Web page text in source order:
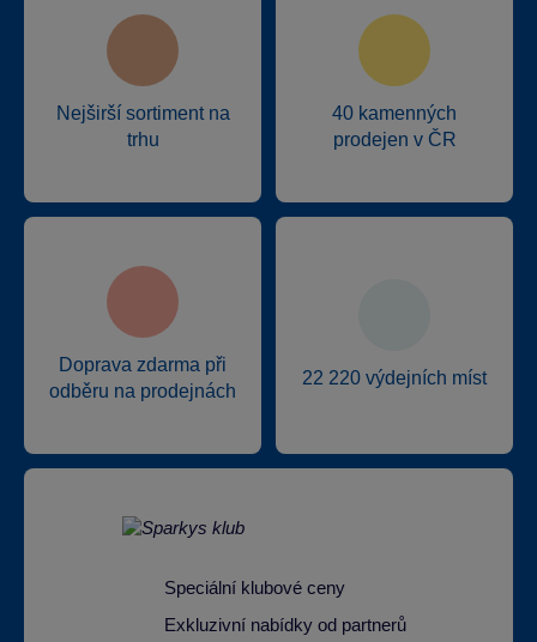
Nejširší sortiment na
trhu
40 kamenných
prodejen v ČR
Doprava zdarma při
odběru na prodejnách
22 220 výdejních míst
Speciální klubové ceny
Exkluzivní nabídky od partnerů